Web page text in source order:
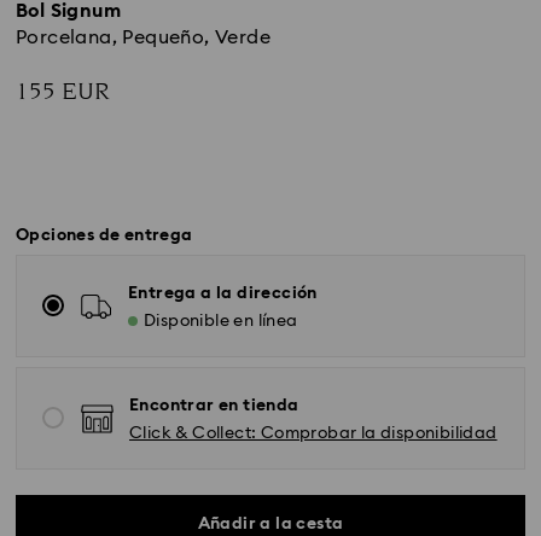
Bol Signum
Porcelana, Pequeño, Verde
155 EUR
Opciones de entrega
Entrega a la dirección
Disponible en línea
Encontrar en tienda
Click & Collect: Comprobar la disponibilidad
Añadir a la cesta
Envío Standard - GLS
Los pedidos realizados de lunes a viernes antes de las
10:00h CET serán procesados y enviados el mismo día